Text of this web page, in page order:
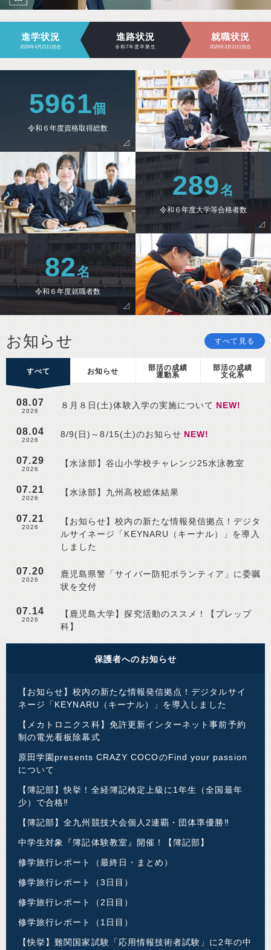
進路状況
令和7年度卒業生
進学状況
2026年4月21日現在
就職状況
2026年3月31日現在
5961
令和６年度資格取得総数
289
令和６年度大学等合格者数
82
令和６年度就職者数
お知らせ すべて見る
すべて お知らせ
部活の成績
運動系
部活の成績
文化系
08.07
2026
８月８日(土)体験入学の実施について
08.04
2026
8/9(日)～8/15(土)のお知らせ
07.29
2026
【水泳部】谷山小学校チャレンジ25水泳教室
07.21
2026
【水泳部】九州高校総体結果
07.21
2026
【お知らせ】校内の新たな情報発信拠点！デジタ
ルサイネージ「KEYNARU（キーナル）」を導入
しました
07.20
2026
鹿児島県警「サイバー防犯ボランティア」に委嘱
状を交付
07.14
2026
【鹿児島大学】探究活動のススメ！【プレップ
科】
保護者へのお知らせ
【お知らせ】校内の新たな情報発信拠点！デジタルサイ
ネージ「KEYNARU（キーナル）」を導入しました
【メカトロニクス科】免許更新インターネット事前予約
制の電光看板除幕式
原田学園presents CRAZY COCOのFind your passion
について
【簿記部】快挙！全経簿記検定上級に1年生（全国最年
少）で合格‼
【簿記部】全九州競技大会個人2連覇・団体準優勝‼
中学生対象『簿記体験教室』開催！【簿記部】
修学旅行レポート（最終日・まとめ）
修学旅行レポート（3日目）
修学旅行レポート（2日目）
修学旅行レポート（1日目）
【快挙】難関国家試験「応用情報技術者試験」に2年の中